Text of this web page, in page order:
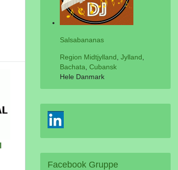
Salsabananas
Region Midtjylland ,Jylland
Bachata ,Cubansk
Hele Danmark
Facebook Gruppe